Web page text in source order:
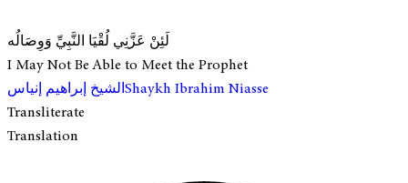
لَئِنْ عَزَّنِي لُقْيَا النَّبِيِّ وَوِصَالُه
I May Not Be Able to Meet the Prophet
الشيخ إبراهيم إنياسShaykh Ibrahim Niasse
Transliterate
Translation